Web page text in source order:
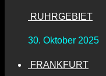
RUHRGEBIET
30. Oktober 2025
FRANKFURT